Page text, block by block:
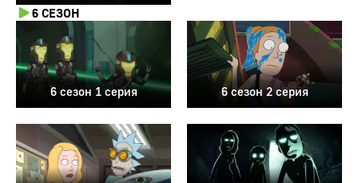
6 СЕЗОН
6 сезон 1 серия 6 сезон 2 серия